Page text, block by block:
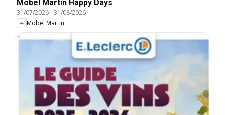
Möbel Martin Happy Days
31/07/2026-31/08/2026
Möbel Martin